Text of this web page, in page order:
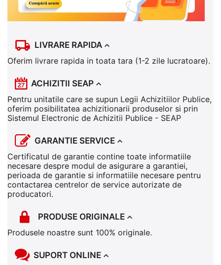
LIVRARE RAPIDA
Oferim livrare rapida in toata tara (1-2 zile lucratoare).
ACHIZITII SEAP
Pentru unitatile care se supun Legii Achizitiilor Publice,
oferim posibilitatea achizitionarii produselor si prin
Sistemul Electronic de Achizitii Publice - SEAP
GARANTIE SERVICE
Certificatul de garantie contine toate informatiile
necesare despre modul de asigurare a garantiei,
perioada de garantie si informatiile necesare pentru
contactarea centrelor de service autorizate de
producatori.
PRODUSE ORIGINALE
Produsele noastre sunt 100% originale.
SUPORT ONLINE